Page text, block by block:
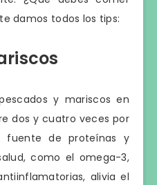
damos todos los tips:
y mariscos en
dos y cuatro veces por
fuente de proteínas y
como el omega-3,
alivia el